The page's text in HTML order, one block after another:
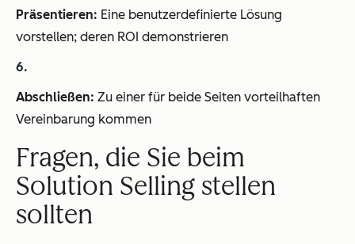
Präsentieren: Eine benutzerdefinierte Lösung
vorstellen; deren ROI demonstrieren
Abschließen: Zu einer für beide Seiten vorteilhaften
Vereinbarung kommen
Fragen, die Sie beim
Solution Selling stellen
sollten